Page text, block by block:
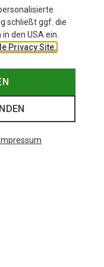
schließt ggf. die
den USA ein.
Privacy Site.
Impressum